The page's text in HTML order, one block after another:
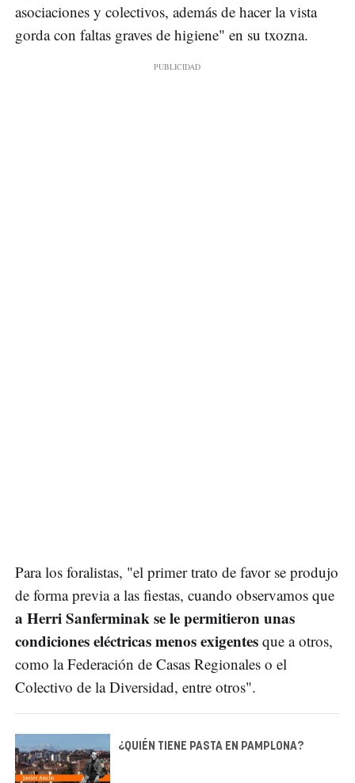
asociaciones y colectivos, además de hacer la vista
gorda con faltas graves de higiene" en su txozna.
Para los foralistas, "el primer trato de favor se produjo
de forma previa a las fiestas, cuando observamos que
a Herri Sanferminak se le permitieron unas
condiciones eléctricas menos exigentes que a otros,
como la Federación de Casas Regionales o el
Colectivo de la Diversidad, entre otros".
¿QUIÉN TIENE PASTA EN PAMPLONA?